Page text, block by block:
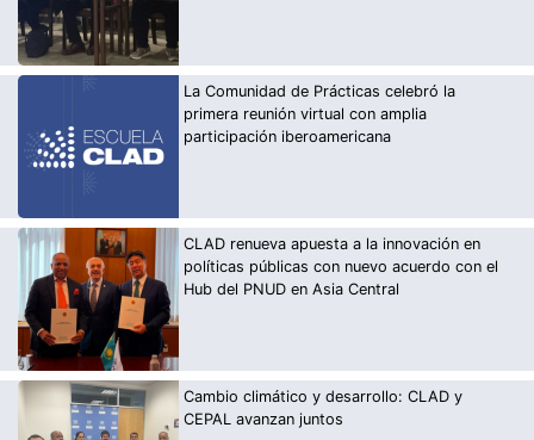
La Comunidad de Prácticas celebró la
primera reunión virtual con amplia
participación iberoamericana
CLAD renueva apuesta a la innovación en
políticas públicas con nuevo acuerdo con el
Hub del PNUD en Asia Central
Cambio climático y desarrollo: CLAD y
CEPAL avanzan juntos